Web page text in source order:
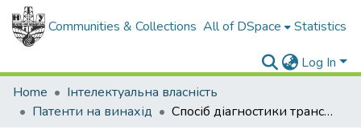
Communities & Collections All of DSpace Statistics
Log In
Home
Інтелектуальна власність
Патенти на винахід
Спосіб діагностики трансформатора в процесі експлуатації